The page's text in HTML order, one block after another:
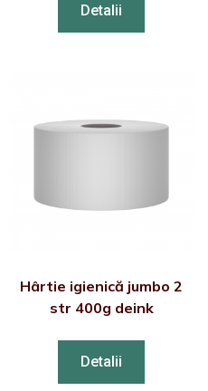
Detalii
Hârtie igienică jumbo 2
str 400g deink
Detalii